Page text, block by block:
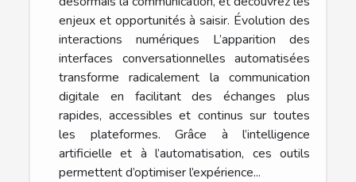
enjeux et opportunités à saisir. Évolution des
interactions numériques L’apparition des
interfaces conversationnelles automatisées
transforme radicalement la communication
digitale en facilitant des échanges plus
rapides, accessibles et continus sur toutes
les plateformes. Grâce à l’intelligence
artificielle et à l’automatisation, ces outils
permettent d’optimiser l’expérience...